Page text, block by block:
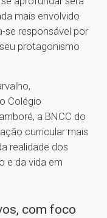
mais envolvido
se responsável por
protagonismo
Colégio
a BNCC do
curricular mais
realidade dos
e da vida em
com foco